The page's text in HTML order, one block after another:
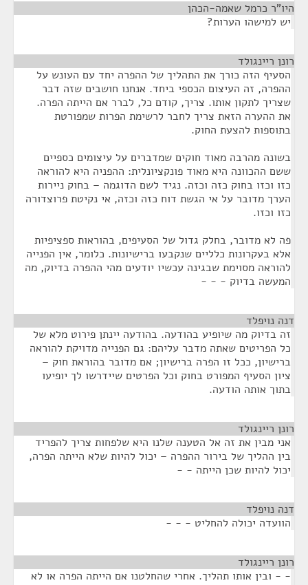
היו"ר כרמל שאמה-הכהן
יש למישהו הערות?
רונן ריינגולד
הסעיף הזה כורך את התהליך של ההפרה יחד עם העונש על
ההפרה, זה העיצום הכספי ביחד. אנחנו חושבים שזה דבר
שצריך לתקון אותו. צריך, קודם כל, לברר אם הייתה הפרה.
את ההערה הזאת צריך לחבר לרשימת הפרות שמפורטת
בתוספות להצעת החוק.
בשונה מהרבה מאוד חוקים שמדברים על עיצומים כספיים
ששם ההכוונה היא מאוד פונקציונלית: ההפניה היא להוראה
כזו וכזו בחוק כזה וכזה. נגיד לשם הדוגמה – בחוק ניירות
הערך מדובר על אי הגשת דוח כזה וכזה, אי נקיטת פרוצדורה
כזו וכזו.
פה לא מדובר, בחלק גדול של הסעיפים, בהוראות ספציפיות
אלא בעקרונות כלליים שנקבעו ברישיונות. כלומר, אין הפנייה
להוראה מסוימת שבגינה עכשיו יודעים מהי ההפרה בדיוק, מה
המעשה בדיוק - - -
דנה נויפלד
זה בדיוק מה שיופיע בהודעה. בהודעה יינתן פירוט מלא של
כל הפריטים שאתה מדבר עליהם: גם הפנייה מדויקת להוראה
ברישיון, ככל זו הפרה ברישיון; אם מדובר בהוראת חוק –
ציון הסעיף המפורט בחוק וכל הפרטים שיידרשו לך יופיעו
בתוך אותה הודעה.
רונן ריינגולד
אני מבין את זה אל הטענה שלנו היא שלפחות צריך להפריד
בין ההליך של בירור ההפרה – יכול להיות שלא הייתה הפרה,
יכול להיות שכן הייתה - -
דנה נויפלד
הוועדה יכולה להחליט - - -
רונן ריינגולד
- - ובין אותו תהליך. אחרי שהחלטנו אם הייתה הפרה או לא